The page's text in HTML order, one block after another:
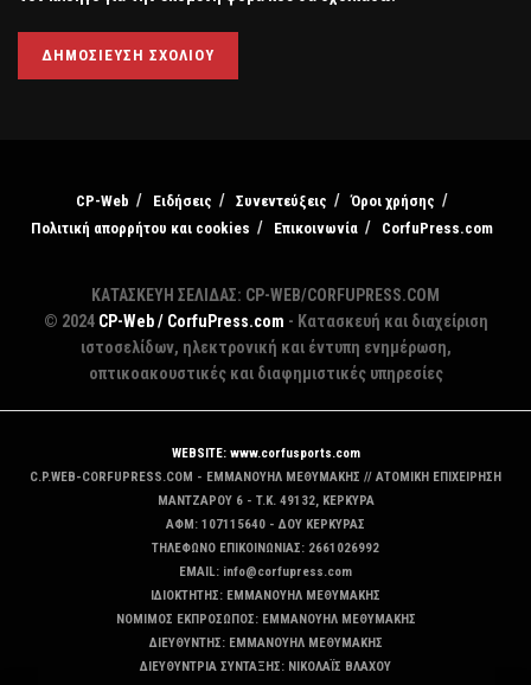
CP-Web Ειδήσεις Συνεντεύξεις
Όροι χρήσης
Πολιτική απορρήτου και cookies
Επικοινωνία CorfuPress.com
ΚΑΤΑΣΚΕΥΗ ΣΕΛΙΔΑΣ: CP-WEB/CORFUPRESS.COM
© 2024 CP-Web / CorfuPress.com - Κατασκευή και διαχείριση
ιστοσελίδων, ηλεκτρονική και έντυπη ενημέρωση,
οπτικοακουστικές και διαφημιστικές υπηρεσίες
WEBSITE: www.corfusports.com
C.P.WEB-CORFUPRESS.COM - ΕΜΜΑΝΟΥΗΛ ΜΕΘΥΜΑΚΗΣ // ΑΤΟΜΙΚΗ ΕΠΙΧΕΙΡΗΣΗ
MANTZAΡΟΥ 6 - T.K. 49132, ΚΕΡΚΥΡΑ
ΑΦΜ: 107115640 - ΔΟΥ ΚΕΡΚΥΡΑΣ
ΤΗΛΕΦΩΝΟ ΕΠΙΚΟΙΝΩΝΙΑΣ: 2661026992
EMAIL: info@corfupress.com
ΙΔΙΟΚΤΗΤΗΣ: EMMANOYΗΛ ΜΕΘΥΜΑΚΗΣ
ΝΟΜΙΜΟΣ ΕΚΠΡΟΣΩΠΟΣ: EMMANOYΗΛ ΜΕΘΥΜΑΚΗΣ
ΔΙΕΥΘΥΝΤΗΣ: EMMANOYΗΛ ΜΕΘΥΜΑΚΗΣ
ΔΙΕΥΘΥΝΤΡΙΑ ΣΥΝΤΑΞΗΣ: ΝΙΚΟΛΑΪΣ ΒΛΑΧΟΥ